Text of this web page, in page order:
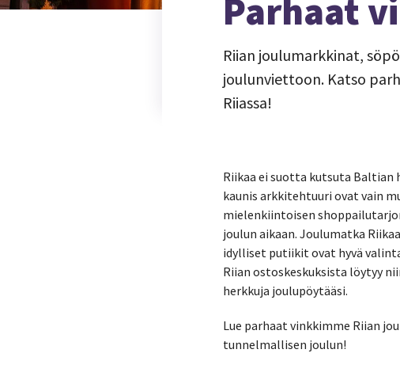
Parhaat
Riian joulumarkkinat,
joulunviettoon. Katso
Riiassa!
Riikaa ei suotta kutsuta Baltian
kaunis arkkitehtuuri ovat vain
mielenkiintoisen
joulun aikaan. Joulumatka
idylliset putiikit ovat hyvä
Riian ostoskeskuksista löytyy
herkkuja joulupöytääsi.
Lue parhaat vinkkimme Riian
tunnelmallisen joulun!